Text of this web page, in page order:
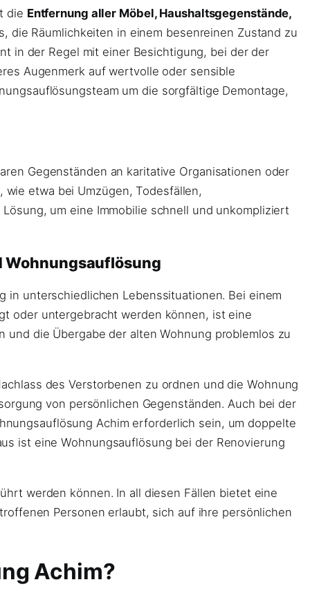
die Entfernung aller Möbel, Haushaltsgegenstände,
die Räumlichkeiten in einem besenreinen Zustand zu
in der Regel mit einer Besichtigung, bei der der
Augenmerk auf wertvolle oder sensible
um die sorgfältige Demontage,
Gegenständen an karitative Organisationen oder
etwa bei Umzügen, Todesfällen,
um eine Immobilie schnell und unkompliziert
Wohnungsauflösung
unterschiedlichen Lebenssituationen. Bei einem
oder untergebracht werden können, ist eine
und die Übergabe der alten Wohnung problemlos zu
des Verstorbenen zu ordnen und die Wohnung
von persönlichen Gegenständen. Auch bei der
Achim erforderlich sein, um doppelte
ist eine Wohnungsauflösung bei der Renovierung
werden können. In all diesen Fällen bietet eine
Personen erlaubt, sich auf ihre persönlichen
Achim?